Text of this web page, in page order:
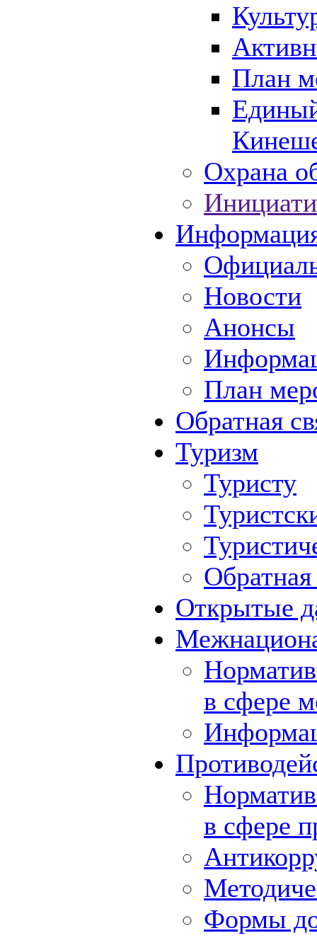
План
Охрана
Новости
Анонсы
План
Обратная
Туризм
Туристу
Обратная
Открытые
в сфере
в сфере
Формы